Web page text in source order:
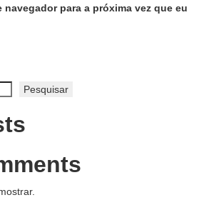
para a próxima vez que eu
Pesquisar